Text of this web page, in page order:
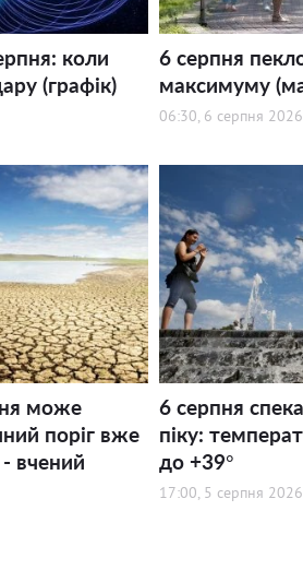
коли
(графік)
6 серпня
максимуму
06:30, 6 серпня 2026
може
поріг вже
вчений
6 серпня
піку:
до +39°
17:00, 5 серпня 2026